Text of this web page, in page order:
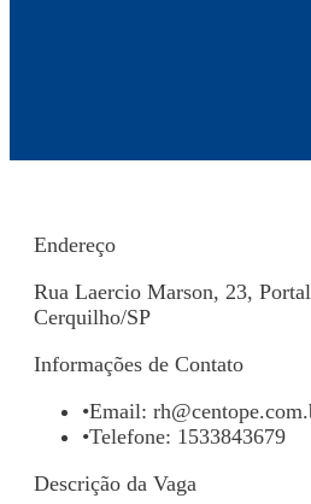
Endereço
Rua Laercio Marson, 23,
Cerquilho/SP
Informações de Contato
•Email:
•Telefone: 1533843679
Descrição da Vaga